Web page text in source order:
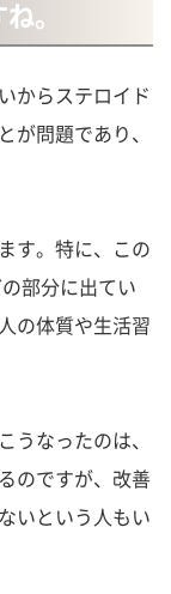
。
からステロイド
問題であり、
す。特に、この
部分に出てい
の体質や生活習
なったのは、
のですが、改善
いという人もい